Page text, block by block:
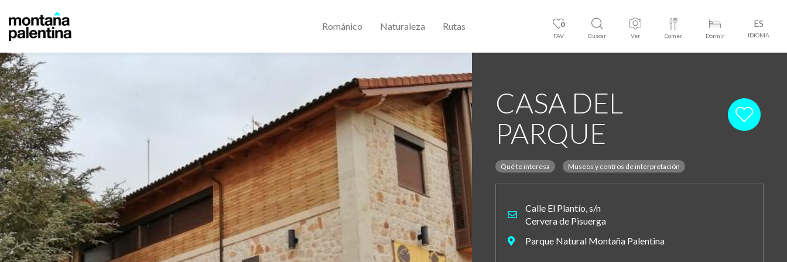
0
FAV Buscar Ver Comer Dormir
ES
IDIOMA
Románico Naturaleza Rutas
CASA DEL
PARQUE
Qué te interesa Museos y centros de interpretación
Calle El Plantío, s/n
Cervera de Pisuerga
Parque Natural Montaña Palentina